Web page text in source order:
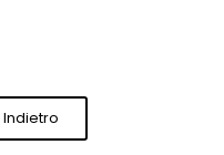
Indietro